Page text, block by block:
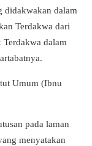
didakwakan dalam
Terdakwa dari
dalam
Umum (Ibnu
pada laman
menyatakan